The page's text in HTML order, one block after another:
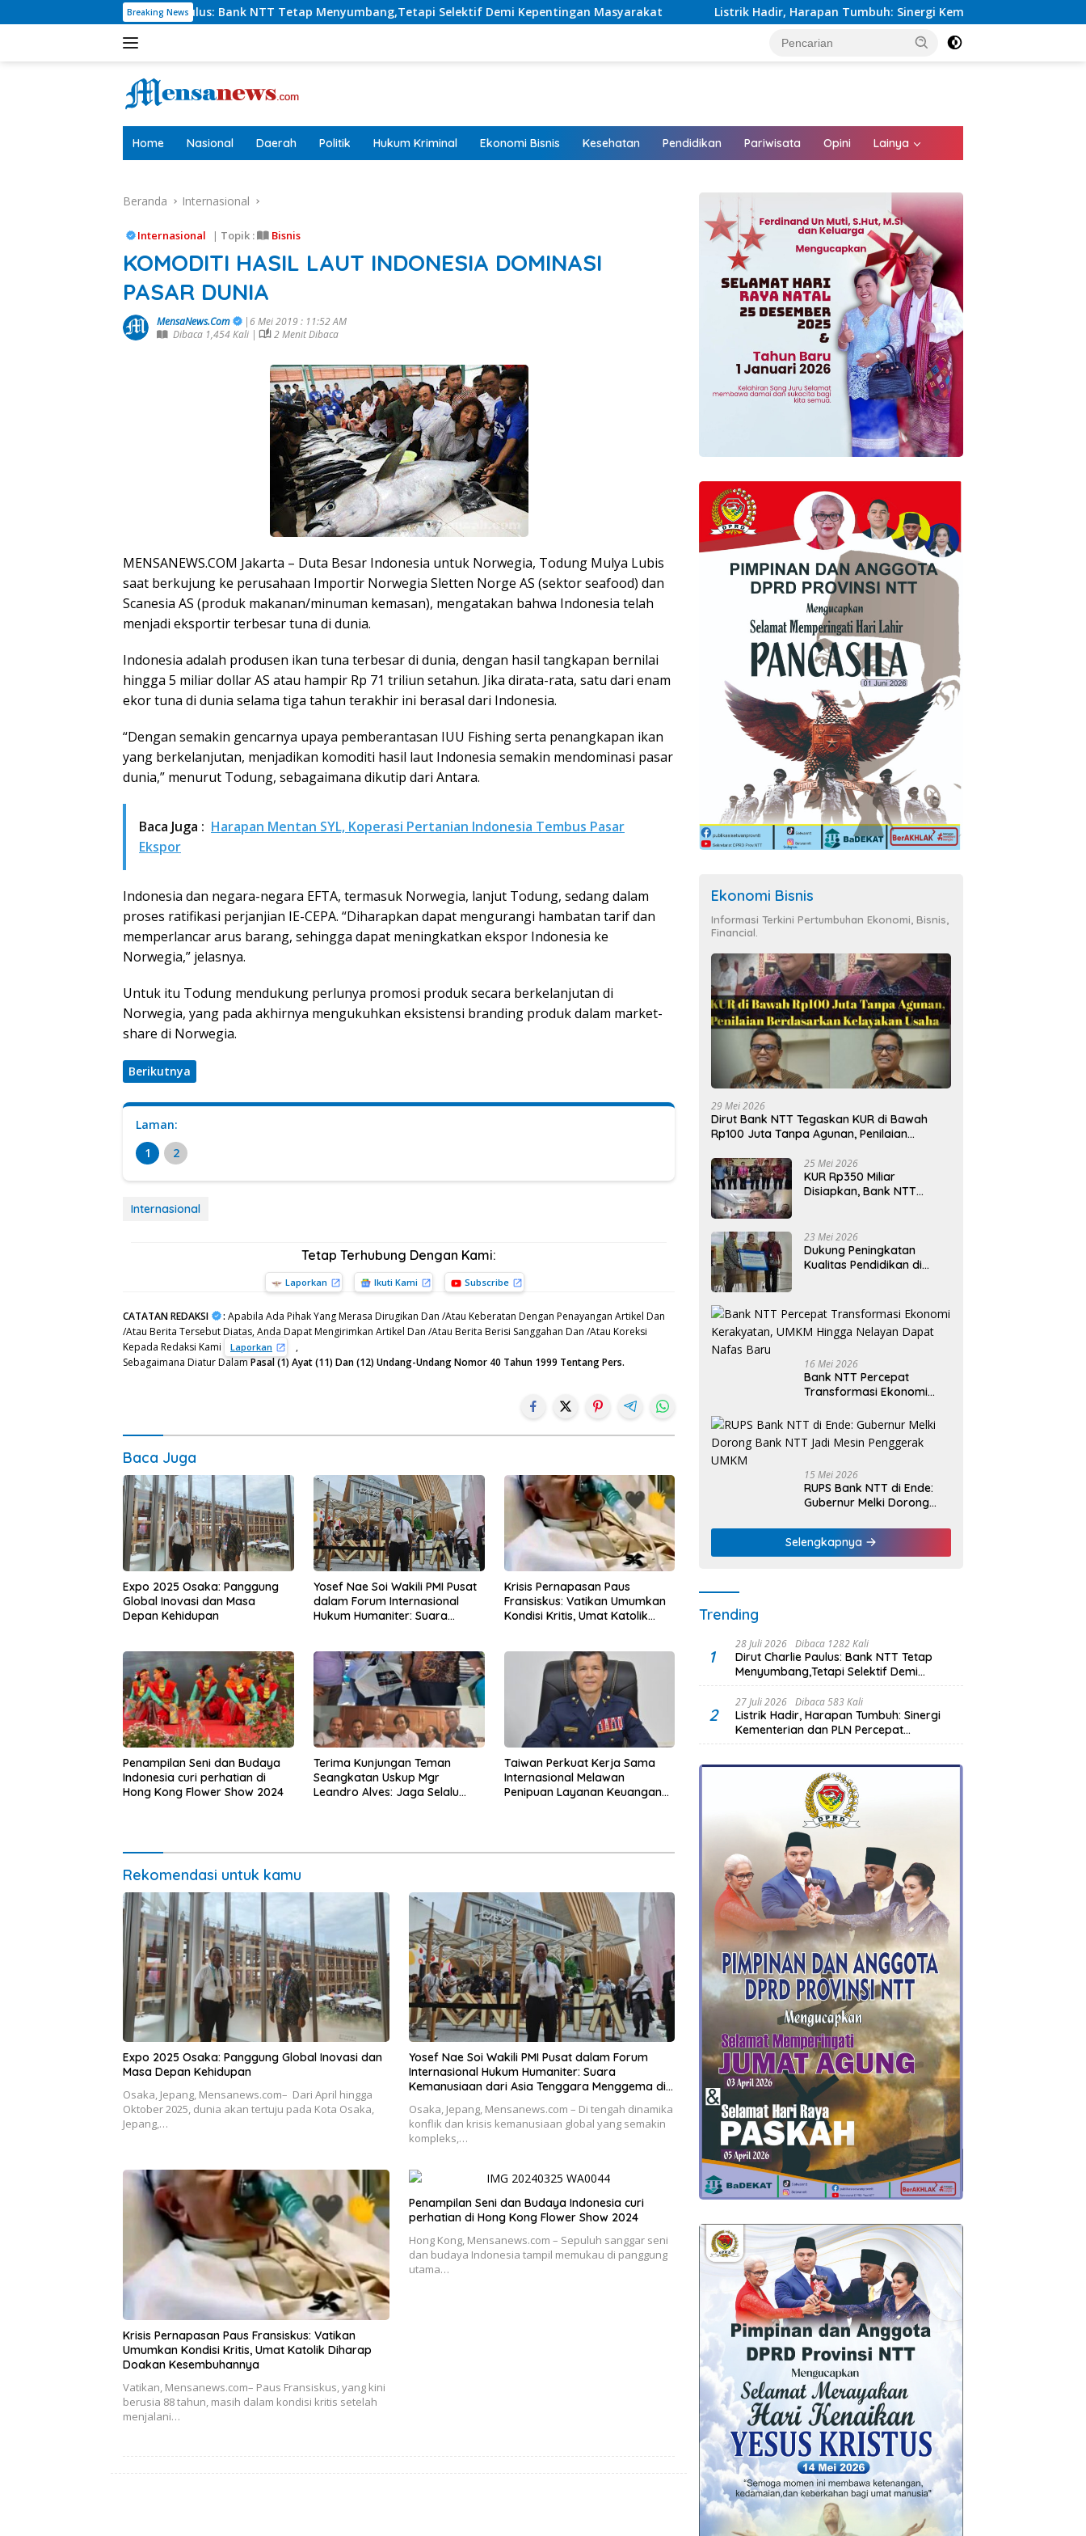
ke
Breaking News
Paulus: Bank NTT Tetap Menyumbang,Tetapi Selektif Demi Kepentingan Masyarakat Listrik Hadir, Harapan Tumbuh: Sinergi Kementerian dan PLN Percepat Pembangunan
Home Nasional Daerah Politik Hukum Kriminal Ekonomi Bisnis Kesehatan Pendidikan Pariwisata Opini Lainya
Beranda Internasional
Internasional | Topik : Bisnis
KOMODITI HASIL LAUT INDONESIA DOMINASI
PASAR DUNIA
MensaNews.Com
|6 Mei 2019 : 11:52 AM
Dibaca 1,454 Kali |
2 Menit Dibaca
MENSANEWS.COM Jakarta – Duta Besar Indonesia untuk Norwegia, Todung Mulya Lubis
saat berkujung ke perusahaan Importir Norwegia Sletten Norge AS (sektor seafood) dan
Scanesia AS (produk makanan/minuman kemasan), mengatakan bahwa Indonesia telah
menjadi eksportir terbesar tuna di dunia.
Indonesia adalah produsen ikan tuna terbesar di dunia, dengan hasil tangkapan bernilai
hingga 5 miliar dollar AS atau hampir Rp 71 triliun setahun. Jika dirata-rata, satu dari enam
ekor tuna di dunia selama tiga tahun terakhir ini berasal dari Indonesia.
“Dengan semakin gencarnya upaya pemberantasan IUU Fishing serta penangkapan ikan
yang berkelanjutan, menjadikan komoditi hasil laut Indonesia semakin mendominasi pasar
dunia,” menurut Todung, sebagaimana dikutip dari Antara.
Baca Juga : Harapan Mentan SYL, Koperasi Pertanian Indonesia Tembus Pasar
Ekspor
Indonesia dan negara-negara EFTA, termasuk Norwegia, lanjut Todung, sedang dalam
proses ratifikasi perjanjian IE-CEPA. “Diharapkan dapat mengurangi hambatan tarif dan
memperlancar arus barang, sehingga dapat meningkatkan ekspor Indonesia ke
Norwegia,” jelasnya.
Untuk itu Todung mendukung perlunya promosi produk secara berkelanjutan di
Norwegia, yang pada akhirnya mengukuhkan eksistensi branding produk dalam market-
share di Norwegia.
Berikutnya
Laman:
1
2
Internasional
Tetap Terhubung Dengan Kami:
Laporkan Ikuti Kami Subscribe
CATATAN REDAKSI : Apabila Ada Pihak Yang Merasa Dirugikan Dan /Atau Keberatan Dengan Penayangan Artikel Dan
/Atau Berita Tersebut Diatas, Anda Dapat Mengirimkan Artikel Dan /Atau Berita Berisi Sanggahan Dan /Atau Koreksi
Kepada Redaksi Kami
Laporkan
,
Sebagaimana Diatur DalamPasal (1) Ayat (11) Dan (12) Undang-Undang Nomor 40 Tahun 1999 Tentang Pers.
Baca Juga
Expo 2025 Osaka: Panggung
Global Inovasi dan Masa
Depan Kehidupan
Yosef Nae Soi Wakili PMI Pusat
dalam Forum Internasional
Hukum Humaniter: Suara
Krisis Pernapasan Paus
Fransiskus: Vatikan Umumkan
Kondisi Kritis, Umat Katolik
Penampilan Seni dan Budaya
Indonesia curi perhatian di
Hong Kong Flower Show 2024
Terima Kunjungan Teman
Seangkatan Uskup Mgr
Leandro Alves: Jaga Selalu
Taiwan Perkuat Kerja Sama
Internasional Melawan
Penipuan Layanan Keuangan
Rekomendasi untuk kamu
Expo 2025 Osaka: Panggung Global Inovasi dan
Masa Depan Kehidupan
Osaka, Jepang, Mensanews.com– Dari April hingga
Oktober 2025, dunia akan tertuju pada Kota Osaka,
Jepang,…
Yosef Nae Soi Wakili PMI Pusat dalam Forum
Internasional Hukum Humaniter: Suara
Kemanusiaan dari Asia Tenggara Menggema di
Osaka, Jepang, Mensanews.com – Di tengah dinamika
konflik dan krisis kemanusiaan global yang semakin
kompleks,…
Krisis Pernapasan Paus Fransiskus: Vatikan
Umumkan Kondisi Kritis, Umat Katolik Diharap
Doakan Kesembuhannya
Vatikan, Mensanews.com– Paus Fransiskus, yang kini
berusia 88 tahun, masih dalam kondisi kritis setelah
menjalani…
Penampilan Seni dan Budaya Indonesia curi
perhatian di Hong Kong Flower Show 2024
Hong Kong, Mensanews.com – Sepuluh sanggar seni
dan budaya Indonesia tampil memukau di panggung
utama…
Ekonomi Bisnis
Informasi Terkini Pertumbuhan Ekonomi, Bisnis,
Financial.
29 Mei 2026
Dirut Bank NTT Tegaskan KUR di Bawah
Rp100 Juta Tanpa Agunan, Penilaian
25 Mei 2026
KUR Rp350 Miliar
Disiapkan, Bank NTT
23 Mei 2026
Dukung Peningkatan
Kualitas Pendidikan di
Mahasiswa Universitas
Katolik Weetebula
16 Mei 2026
Bank NTT Percepat
Transformasi Ekonomi
Nelayan Dapat Nafas
Baru
15 Mei 2026
RUPS Bank NTT di Ende:
Gubernur Melki Dorong
Penggerak UMKM
Selengkapnya
Trending
1
28 Juli 2026 Dibaca 1282 Kali
Dirut Charlie Paulus: Bank NTT Tetap
Menyumbang,Tetapi Selektif Demi
Kepentingan Masyarakat
2
27 Juli 2026 Dibaca 583 Kali
Listrik Hadir, Harapan Tumbuh: Sinergi
Kementerian dan PLN Percepat
Pembangunan Infrastruktur Desa